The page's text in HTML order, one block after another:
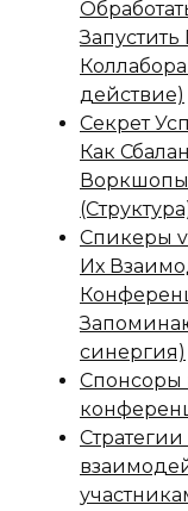
действие)
Секрет
Как
Спикеры
Их
синергия)
Спонсоры